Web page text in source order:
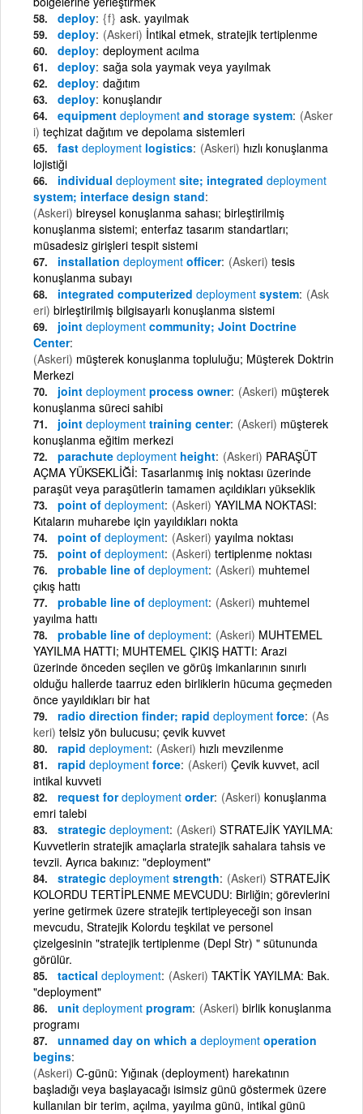
deploy {f} ask. yayılmak
deploy (Askeri) İntikal etmek, stratejik tertiplenme
deploy deployment acılma
deploy sağa sola yaymak veya yayılmak
deploy dağıtım
deploy konuşlandır
equipment deployment and storage system (Asker
i) teçhizat dağıtım ve depolama sistemleri
fast deployment logistics (Askeri) hızlı konuşlanma
lojistiği
individual deployment site; integrated deployment
system; interface design stand
(Askeri) bireysel konuşlanma sahası; birleştirilmiş
konuşlanma sistemi; enterfaz tasarım standartları;
müsadesiz girişleri tespit sistemi
installation deployment officer (Askeri) tesis
konuşlanma subayı
integrated computerized deployment system (Ask
eri) birleştirilmiş bilgisayarlı konuşlanma sistemi
joint deployment community; Joint Doctrine
Center
(Askeri) müşterek konuşlanma topluluğu; Müşterek Doktrin
Merkezi
joint deployment process owner (Askeri) müşterek
konuşlanma süreci sahibi
joint deployment training center (Askeri) müşterek
konuşlanma eğitim merkezi
parachute deployment height (Askeri) PARAŞÜT
AÇMA YÜKSEKLİĞİ: Tasarlanmış iniş noktası üzerinde
paraşüt veya paraşütlerin tamamen açıldıkları yükseklik
point of deployment (Askeri) YAYILMA NOKTASI:
Kıtaların muharebe için yayıldıkları nokta
point of deployment (Askeri) yayılma noktası
point of deployment (Askeri) tertiplenme noktası
probable line of deployment (Askeri) muhtemel
çıkış hattı
probable line of deployment (Askeri) muhtemel
yayılma hattı
probable line of deployment (Askeri) MUHTEMEL
YAYILMA HATTI; MUHTEMEL ÇIKIŞ HATTI: Arazi
üzerinde önceden seçilen ve görüş imkanlarının sınırlı
olduğu hallerde taarruz eden birliklerin hücuma geçmeden
önce yayıldıkları bir hat
radio direction finder; rapid deployment force (As
keri) telsiz yön bulucusu; çevik kuvvet
rapid deployment (Askeri) hızlı mevzilenme
rapid deployment force (Askeri) Çevik kuvvet, acil
intikal kuvveti
request fordeployment order (Askeri) konuşlanma
emri talebi
strategic deployment (Askeri) STRATEJİK YAYILMA:
Kuvvetlerin stratejik amaçlarla stratejik sahalara tahsis ve
tevzii. Ayrıca bakınız: "deployment"
strategic deployment strength (Askeri) STRATEJİK
KOLORDU TERTİPLENME MEVCUDU: Birliğin; görevlerini
yerine getirmek üzere stratejik tertipleyeceği son insan
mevcudu, Stratejik Kolordu teşkilat ve personel
çizelgesinin "stratejik tertiplenme (Depl Str) " sütununda
görülür.
tactical deployment (Askeri) TAKTİK YAYILMA: Bak.
"deployment"
unit deployment program (Askeri) birlik konuşlanma
programı
unnamed day on which a deployment operation
begins
(Askeri) C-günü: Yığınak (deployment) harekatının
başladığı veya başlayacağı isimsiz günü göstermek üzere
kullanılan bir terim, açılma, yayılma günü, intikal günü